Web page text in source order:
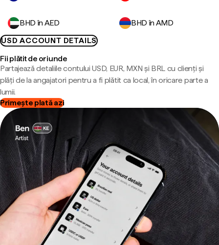
BHD în AED
BHD în AMD
USD ACCOUNT DETAILS
Fii plătit de oriunde
Partajează detaliile contului USD, EUR, MXN și BRL cu clienți și
plăți de la angajatori pentru a fi plătit ca local, în oricare parte a
lumii.
Primește plată azi